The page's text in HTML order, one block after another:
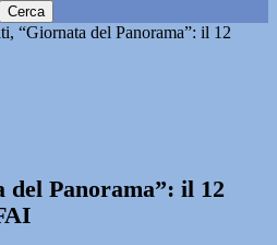
“Giornata del Panorama”: il 12
del Panorama”: il 12